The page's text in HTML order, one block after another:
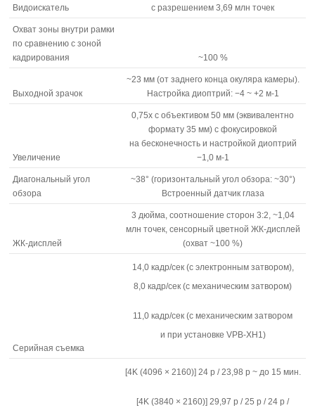
Видоискатель
с разрешением 3,69 млн точек
Охват зоны внутри рамки
по сравнению с зоной
кадрирования
~100 %
Выходной зрачок
~23 мм (от заднего конца окуляра камеры).
Настройка диоптрий: −4 ~ +2 м-1
Увеличение
0,75x c объективом 50 мм (эквивалентно
формату 35 мм) с фокусировкой
на бесконечность и настройкой диоптрий
−1,0 м-1
Диагональный угол
обзора
~38° (горизонтальный угол обзора: ~30°)
Встроенный датчик глаза
ЖК-дисплей
3 дюйма, соотношение сторон 3:2, ~1,04
млн точек, сенсорный цветной ЖК-дисплей
(охват ~100 %)
Серийная съемка
14,0 кадр/сек (с электронным затвором),
8,0 кадр/сек (с механическим затвором)
11,0 кадр/сек (с механическим затвором
и при установке VPB-XH1)
[4K (4096 × 2160)] 24 p / 23,98 p ~ до 15 мин.
[4K (3840 × 2160)] 29,97 p / 25 p / 24 p /